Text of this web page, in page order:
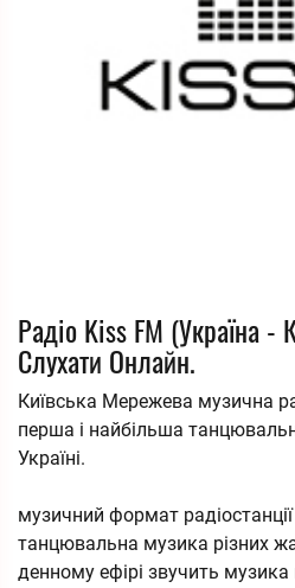
Радіо Kiss FM (Україна -
Слухати Онлайн.
Київська Мережева музична
перша і найбільша
Україні.
музичний формат
танцювальна музика різних
денному ефірі звучить